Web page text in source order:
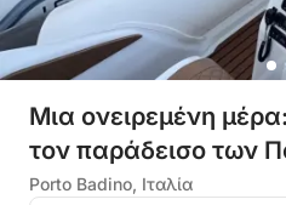
Μια ονειρεμένη
τον παράδεισο των
Porto Badino, Ιταλία